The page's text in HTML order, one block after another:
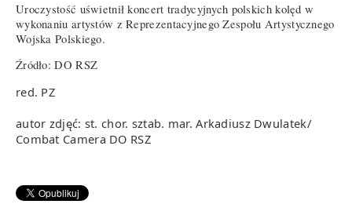
Uroczystość uświetnił koncert tradycyjnych polskich kolęd w
wykonaniu artystów z Reprezentacyjnego Zespołu Artystycznego
Wojska Polskiego.
Źródło: DO RSZ
red. PZ
autor zdjęć: st. chor. sztab. mar. Arkadiusz Dwulatek/
Combat Camera DO RSZ